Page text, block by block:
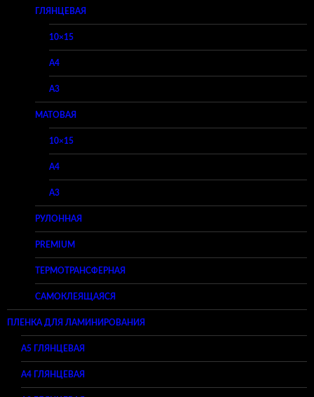
ГЛЯНЦЕВАЯ
10×15
A4
A3
МАТОВАЯ
10×15
A4
A3
РУЛОННАЯ
PREMIUM
ТЕРМОТРАНСФЕРНАЯ
САМОКЛЕЯЩАЯСЯ
ПЛЕНКА ДЛЯ ЛАМИНИРОВАНИЯ
A5 ГЛЯНЦЕВАЯ
А4 ГЛЯНЦЕВАЯ